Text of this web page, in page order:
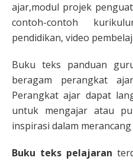
ajar,modul projek
contoh-contoh
pendidikan, video
Buku teks panduan
beragam perangkat
Perangkat ajar dapat
untuk mengajar atau
inspirasi dalam
Buku teks pelajaran